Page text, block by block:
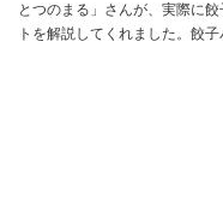
とつのまる」さんが、実際に
トを解説してくれました。餃
安い餃子の皮をお探しの方は